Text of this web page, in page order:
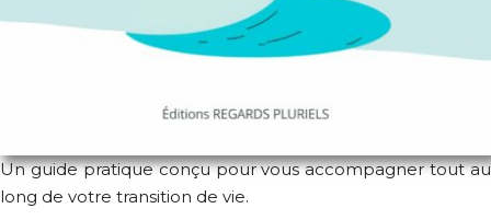
Un guide pratique conçu pour vous accompagner tout au
long de votre transition de vie.